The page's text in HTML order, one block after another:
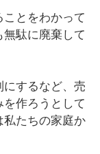
とをわかって
駄に廃棄して
するなど、売
作ろうとして
私たちの家庭か